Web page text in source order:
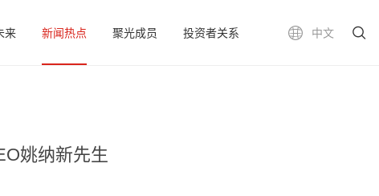
中文
来 新闻热点 聚光成员 投资者关系
姚纳新先生